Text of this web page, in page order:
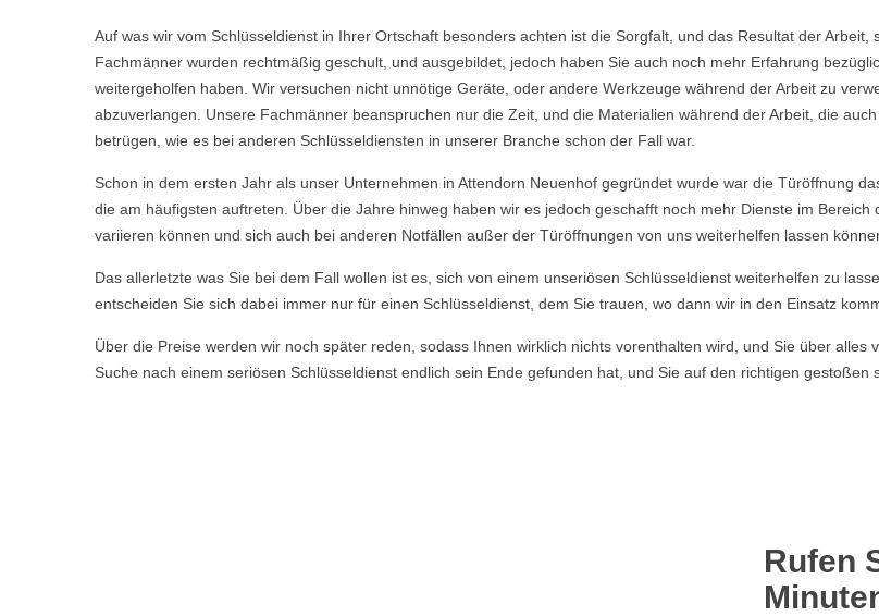
Auf was wir vom Schlüsseldienst in Ihrer Ortschaft besonders achten ist die Sorgfalt, und das Resultat der
Fachmänner wurden rechtmäßig geschult, und ausgebildet, jedoch haben Sie auch noch mehr Erfahrung
weitergeholfen haben. Wir versuchen nicht unnötige Geräte, oder andere Werkzeuge während der Arbeit zu
abzuverlangen. Unsere Fachmänner beanspruchen nur die Zeit, und die Materialien während der Arbeit, die
betrügen, wie es bei anderen Schlüsseldiensten in unserer Branche schon der Fall war.
Schon in dem ersten Jahr als unser Unternehmen in Attendorn Neuenhof gegründet wurde war die Türöffnung
die am häufigsten auftreten. Über die Jahre hinweg haben wir es jedoch geschafft noch mehr Dienste im
variieren können und sich auch bei anderen Notfällen außer der Türöffnungen von uns weiterhelfen lassen
Das allerletzte was Sie bei dem Fall wollen ist es, sich von einem unseriösen Schlüsseldienst weiterhelfen zu
entscheiden Sie sich dabei immer nur für einen Schlüsseldienst, dem Sie trauen, wo dann wir in den Einsatz
Über die Preise werden wir noch später reden, sodass Ihnen wirklich nichts vorenthalten wird, und Sie über
Suche nach einem seriösen Schlüsseldienst endlich sein Ende gefunden hat, und Sie auf den richtigen gestoßen
Rufen